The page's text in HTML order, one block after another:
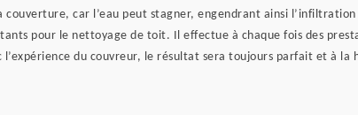
couverture, car l’eau peut stagner, engendrant ainsi
pour le nettoyage de toit. Il effectue à chaque fois des
l’expérience du couvreur, le résultat sera toujours parfait et à la